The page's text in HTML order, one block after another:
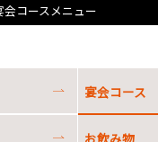
会コースメニュー
宴会コース
お飲み物